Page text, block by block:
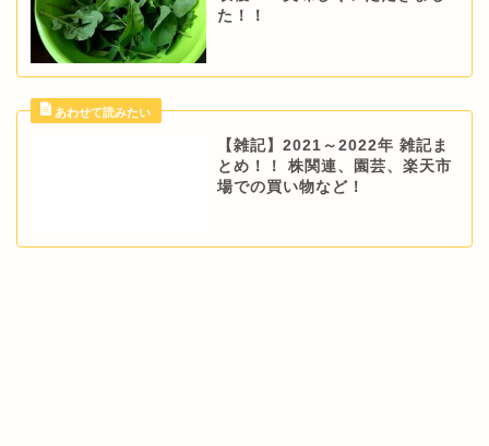
た！！
【雑記】2021～2022年 雑記ま
とめ！！ 株関連、園芸、楽天市
場での買い物など！